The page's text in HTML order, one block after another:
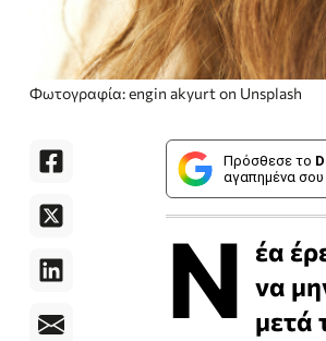
Φωτογραφία: engin akyurt on Unsplash
Πρόσθεσε το
αγαπημένα
Ν έα
να
μετά